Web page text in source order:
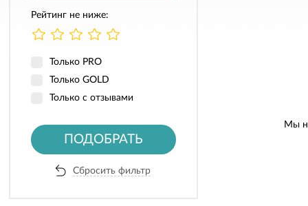
Рейтинг не ниже:
Только PRO
Только GOLD
Только с отзывами
ПОДОБРАТЬ
Сбросить фильтр
Мы